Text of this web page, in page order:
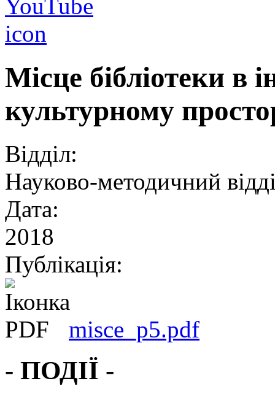
Місце бібліотеки в
культурному
Відділ:
Науково-методичний
Дата:
2018
Публікація:
misce_p5.pdf
- ПОДІЇ -